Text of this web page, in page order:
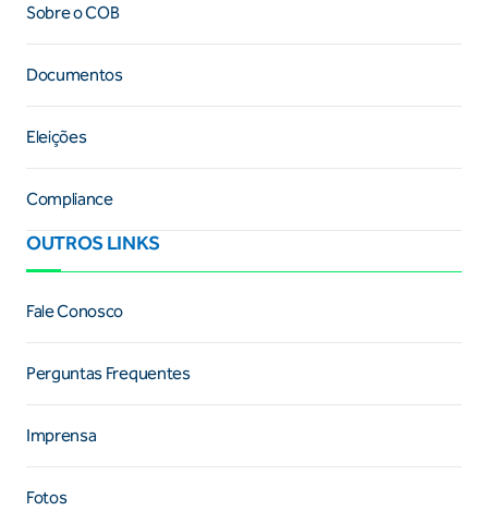
Sobre o COB
Documentos
Eleições
Compliance
OUTROS LINKS
Fale Conosco
Perguntas Frequentes
Imprensa
Fotos